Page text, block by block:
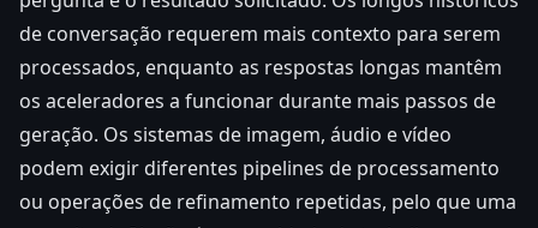
de conversação requerem mais contexto para serem
processados, enquanto as respostas longas mantêm
os aceleradores a funcionar durante mais passos de
geração. Os sistemas de imagem, áudio e vídeo
podem exigir diferentes pipelines de processamento
ou operações de refinamento repetidas, pelo que uma